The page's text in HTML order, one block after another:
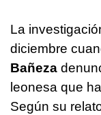
La
diciembre
Bañeza
leonesa que
Según su